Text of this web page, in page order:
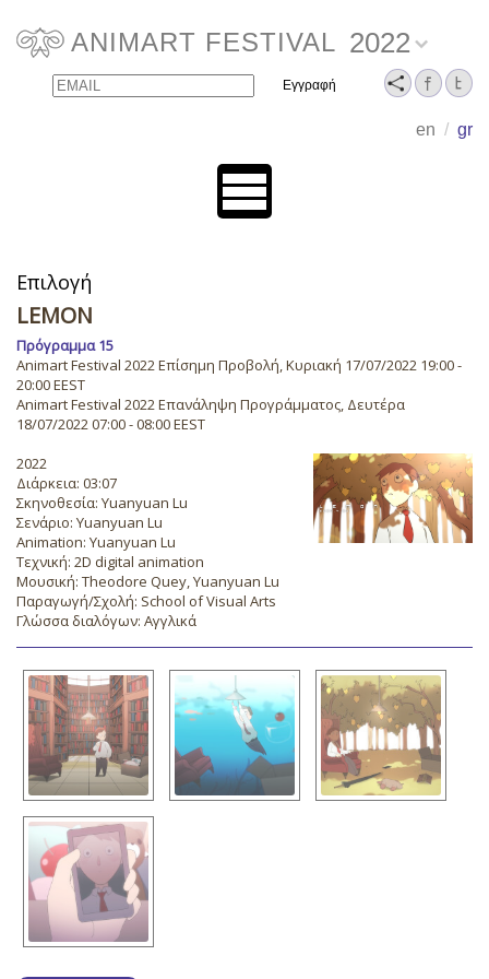
ANIMART FESTIVAL 2022
en / gr
Email Name
Επιλογή
LEMON
Πρόγραμμα 15
Animart Festival 2022 Επίσημη Προβολή, Κυριακή 17/07/2022 19:00 -
20:00 EEST
Animart Festival 2022 Επανάληψη Προγράμματος, Δευτέρα
18/07/2022 07:00 - 08:00 EEST
2022
Διάρκεια: 03:07
Σκηνοθεσία: Yuanyuan Lu
Σενάριο: Yuanyuan Lu
Animation: Yuanyuan Lu
Τεχνική: 2D digital animation
Μουσική: Theodore Quey, Yuanyuan Lu
Παραγωγή/Σχολή: School of Visual Arts
Γλώσσα διαλόγων: Αγγλικά